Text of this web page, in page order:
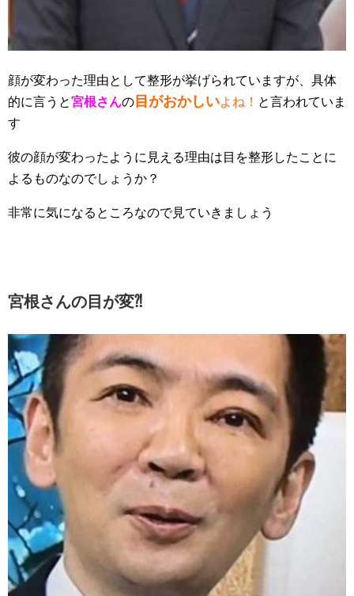
顔が変わった理由として整形が挙げられていますが、具体
的に言うと宮根さんの 目がおかしいよね！ と言われていま
す
彼の顔が変わったように見える理由は目を整形したことに
よるものなのでしょうか？
非常に気になるところなので見ていきましょう
宮根さんの目が変⁈